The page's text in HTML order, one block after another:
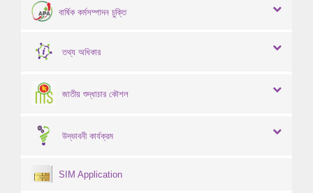
বার্ষিক কর্মসম্পাদন চুক্তি
তথ্য অধিকার
জাতীয় শুদ্ধাচার কৌশল
উদ্ভাবনী কার্যক্রম
SIM Application